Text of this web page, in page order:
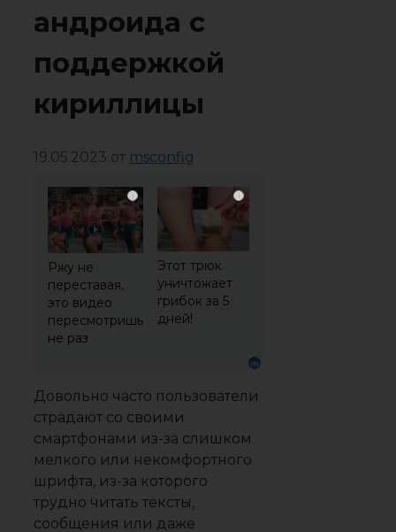
андроида с
поддержкой
кириллицы
19.05.2023 от msconfig
i
Ржу не
переставая,
это видео
пересмотришь
не раз
i
Этот трюк
уничтожает
грибок за 5
дней!
Довольно часто пользователи
страдают со своими
смартфонами из-за слишком
мелкого или некомфортного
шрифта, из-за которого
трудно читать тексты,
сообщения или даже